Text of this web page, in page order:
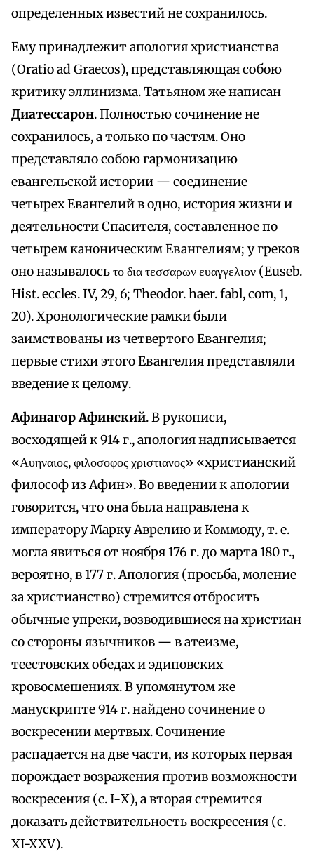
определенных известий не сохранилось.
Ему принадлежит апология христианства
(Oratio ad Graecos), представляющая собою
критику эллинизма. Татьяном же написан
Диатессарон. Полностью сочинение не
сохранилось, а только по частям. Оно
представляло собою гармонизацию
евангельской истории — соединение
четырех Евангелий в одно, история жизни и
деятельности Спасителя, составленное по
четырем каноническим Евангелиям; у греков
оно называлось το δια τεσσαρων ευαγγελιον (Euseb.
Hist. eccles. IV, 29, 6; Theodor. haer. fabl, com, 1,
20). Хронологические рамки были
заимствованы из четвертого Евангелия;
первые стихи этого Евангелия представляли
введение к целому.
Афинагор Афинский. В рукописи,
восходящей к 914 г., апология надписывается
«Αυηναιος, φιλοσοφος χριστιανος» «христианский
философ из Афин». Во введении к апологии
говорится, что она была направлена к
императору Марку Аврелию и Коммоду, т. е.
могла явиться от ноября 176 г. до марта 180 г.,
вероятно, в 177 г. Апология (просьба, моление
за христианство) стремится отбросить
обычные упреки, возводившиеся на христиан
со стороны язычников — в атеизме,
теестовских обедах и эдиповских
кровосмешениях. В упомянутом же
манускрипте 914 г. найдено сочинение о
воскресении мертвых. Сочинение
распадается на две части, из которых первая
порождает возражения против возможности
воскресения (с. I-Х), а вторая стремится
доказать действительность воскресения (с.
XI-XXV).